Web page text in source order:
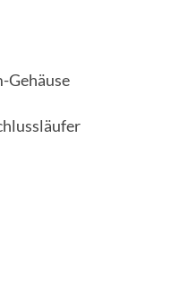
Gehäuse